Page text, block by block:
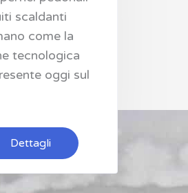
scaldanti
come la
tecnologica
oggi sul
Dettagli